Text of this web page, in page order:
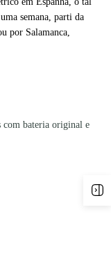
semana, parti da
por Salamanca,